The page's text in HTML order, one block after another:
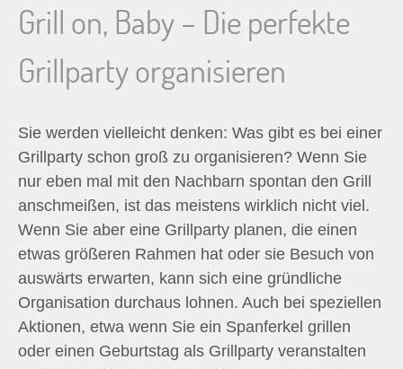
n
n
h
:
Grill on, Baby – Die perfekte
Grillparty organisieren
Sie werden vielleicht denken: Was gibt es bei einer
Grillparty schon groß zu organisieren? Wenn Sie
nur eben mal mit den Nachbarn spontan den Grill
anschmeißen, ist das meistens wirklich nicht viel.
Wenn Sie aber eine Grillparty planen, die einen
etwas größeren Rahmen hat oder sie Besuch von
auswärts erwarten, kann sich eine gründliche
Organisation durchaus lohnen. Auch bei speziellen
Aktionen, etwa wenn Sie ein Spanferkel grillen
oder einen Geburtstag als Grillparty veranstalten